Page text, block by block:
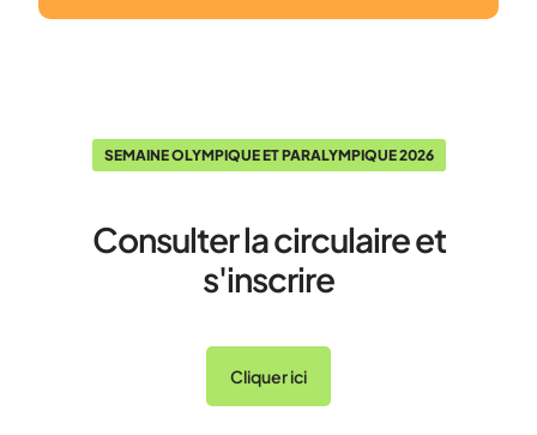
SEMAINE OLYMPIQUE ET PARALYMPIQUE 2026
Consulter la circulaire et
s'inscrire
Cliquer ici